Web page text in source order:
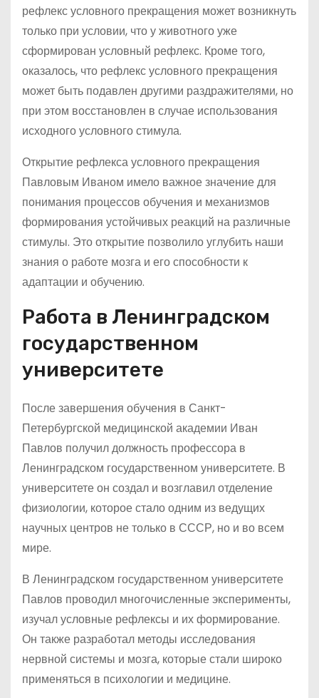
рефлекс условного прекращения может возникнуть
только при условии, что у животного уже
сформирован условный рефлекс. Кроме того,
оказалось, что рефлекс условного прекращения
может быть подавлен другими раздражителями, но
при этом восстановлен в случае использования
исходного условного стимула.
Открытие рефлекса условного прекращения
Павловым Иваном имело важное значение для
понимания процессов обучения и механизмов
формирования устойчивых реакций на различные
стимулы. Это открытие позволило углубить наши
знания о работе мозга и его способности к
адаптации и обучению.
Работа в Ленинградском
государственном
университете
После завершения обучения в Санкт-
Петербургской медицинской академии Иван
Павлов получил должность профессора в
Ленинградском государственном университете. В
университете он создал и возглавил отделение
физиологии, которое стало одним из ведущих
научных центров не только в СССР, но и во всем
мире.
В Ленинградском государственном университете
Павлов проводил многочисленные эксперименты,
изучал условные рефлексы и их формирование.
Он также разработал методы исследования
нервной системы и мозга, которые стали широко
применяться в психологии и медицине.